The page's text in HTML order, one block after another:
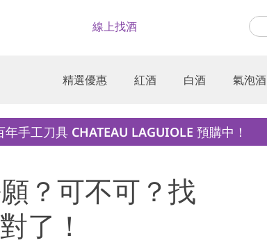
線上找酒
精選優惠 紅酒 白酒 氣泡酒
年手工刀具 CHATEAU LAGUIOLE 預購中！
？可不可？找
了！